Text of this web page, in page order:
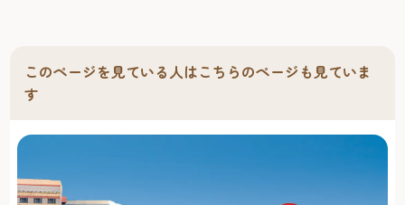
このページを見ている人はこちらのページも見ていま
す